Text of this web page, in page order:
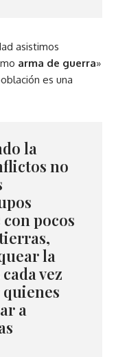
asistimos
arma de guerra»
es una
la
no
con pocos
la
vez
a